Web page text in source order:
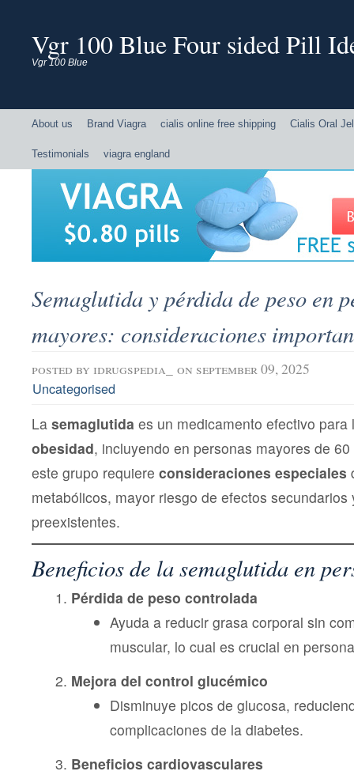
Vgr 100 Blue Four sided Pill
Vgr 100 Blue
About us Brand Viagra cialis online free shipping Cialis Oral
Testimonials viagra england
Semaglutida y pérdida de peso en
mayores: consideraciones
posted by idrugspedia_
on september 09, 2025
Uncategorised
La semaglutida es un medicamento efectivo
obesidad, incluyendo en personas mayores de
este grupo requiere consideraciones especiales
metabólicos, mayor riesgo de efectos
preexistentes.
Beneficios de la semaglutida en
Pérdida de peso controlada
Ayuda a reducir grasa corporal sin
muscular, lo cual es crucial en
Mejora del control glucémico
Disminuye picos de glucosa,
complicaciones de la diabetes.
Beneficios cardiovasculares